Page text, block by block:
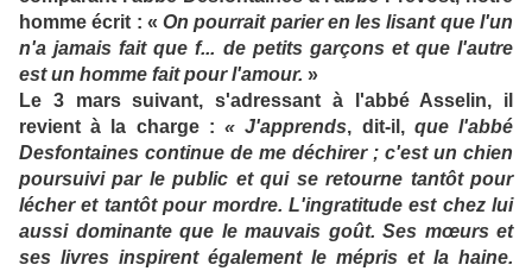
homme écrit : «On pourrait parier en les lisant que l'un
n'a jamais fait que f... de petits garçons et que l'autre
est un homme fait pour l'amour. »
Le 3 mars suivant, s'adressant à l'abbé Asselin, il
revient à la charge :« J'apprends, dit-il, que l'abbé
Desfontaines continue de me déchirer ; c'est un chien
poursuivi par le public et qui se retourne tantôt pour
lécher et tantôt pour mordre. L'ingratitude est chez lui
aussi dominante que le mauvais goût. Ses mœurs et
ses livres inspirent également le mépris et la haine.